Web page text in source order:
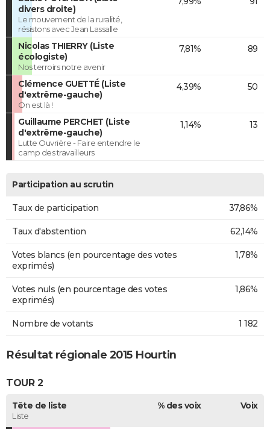
divers droite)
Le mouvement de la ruralité,
résistons avec Jean Lassalle
Nicolas THIERRY (Liste
écologiste)
Nos terroirs notre avenir
7,81% 89
Clémence GUETTÉ (Liste
d'extrême-gauche)
On est là !
4,39% 50
Guillaume PERCHET (Liste
d'extrême-gauche)
Lutte Ouvrière - Faire entendre le
camp des travailleurs
1,14% 13
Participation au scrutin
Taux de participation 37,86%
Taux d'abstention 62,14%
Votes blancs (en pourcentage des votes
exprimés)
1,78%
Votes nuls (en pourcentage des votes
exprimés)
1,86%
Nombre de votants 1 182
Résultat régionale 2015 Hourtin
TOUR 2
Tête de liste
Liste
% des voix Voix